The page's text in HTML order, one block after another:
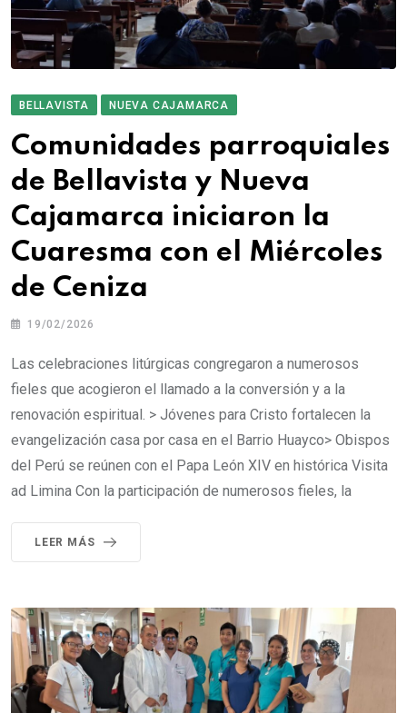
BELLAVISTA NUEVA CAJAMARCA
Comunidades parroquiales
de Bellavista y Nueva
Cajamarca iniciaron la
Cuaresma con el Miércoles
de Ceniza
19/02/2026
Las celebraciones litúrgicas congregaron a numerosos
fieles que acogieron el llamado a la conversión y a la
renovación espiritual. > Jóvenes para Cristo fortalecen la
evangelización casa por casa en el Barrio Huayco> Obispos
del Perú se reúnen con el Papa León XIV en histórica Visita
ad Limina Con la participación de numerosos fieles, la
LEER MÁS